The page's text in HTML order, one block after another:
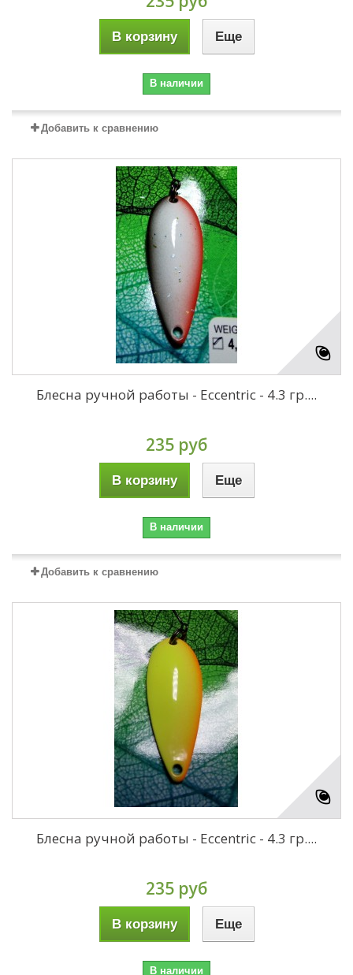
В корзину Еще
В наличии
Добавить к сравнению
Блесна ручной работы - Eccentric - 4.3 гр....
235 руб
В корзину Еще
В наличии
Добавить к сравнению
Блесна ручной работы - Eccentric - 4.3 гр....
235 руб
В корзину Еще
В наличии